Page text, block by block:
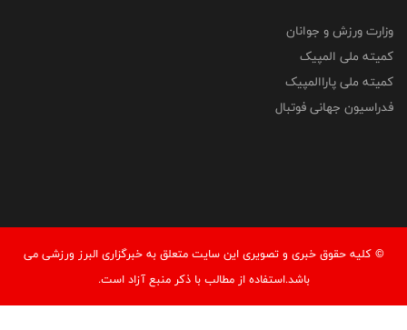
وزارت ورزش و جوانان
کمیته ملی المپیک
کمیته ملی پاراالمپیک
فدراسیون جهانی فوتبال
© کليه حقوق خبری و تصويری اين سايت متعلق به خبرگزاری البرز ورزشی می
باشد.استفاده از مطالب با ذكر منبع آزاد است.